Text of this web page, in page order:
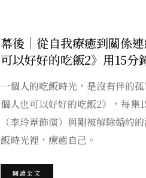
幕後｜從自我療癒到關係
可以好好的吃飯2》用15分
一個人的吃飯時光，是沒有伴的
個人也可以好好的吃飯2》，每
（李玲葦飾演）與剛被解除婚約
飯時光裡，療癒自己。
閱讀全文